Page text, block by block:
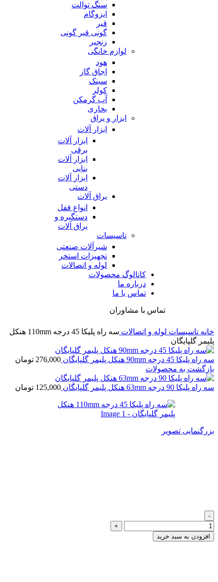
سنگ توالت
ایزوگام
قیر
گونی قیر گونی
زنجیر
لوازم خانگی
هود
اجاق گاز
سینک
کولر
آب گرمکن
بخاری
ابزار و یراق
ابزار آلات
ابزار آلات
برقی
ابزار آلات
بنایی
ابزار آلات
دستی
یراق آلات
انواع قفل
دستگیره و
یراق آلات
تاسیسات
شیرآلات صنعتی
تجهیزات استخر
لوله و اتصالات
کاتالوگ محصولات
درباره ما
تماس با ما
تماس با مشاوران
خانه تاسیسات لوله و اتصالات
سه راه پلیکا 45 درجه 110mm هنکل
پلیمر گلپایگان
سه راه پلیکا 45 درجه 90mm هنکل پلیمر گلپایگان 276,000 تومان
بازگشت به محصولات
سه راه پلیکا 90 درجه 63mm هنکل پلیمر گلپایگان 125,000 تومان
بزرگنمایی تصویر
افزودن به سبد خرید